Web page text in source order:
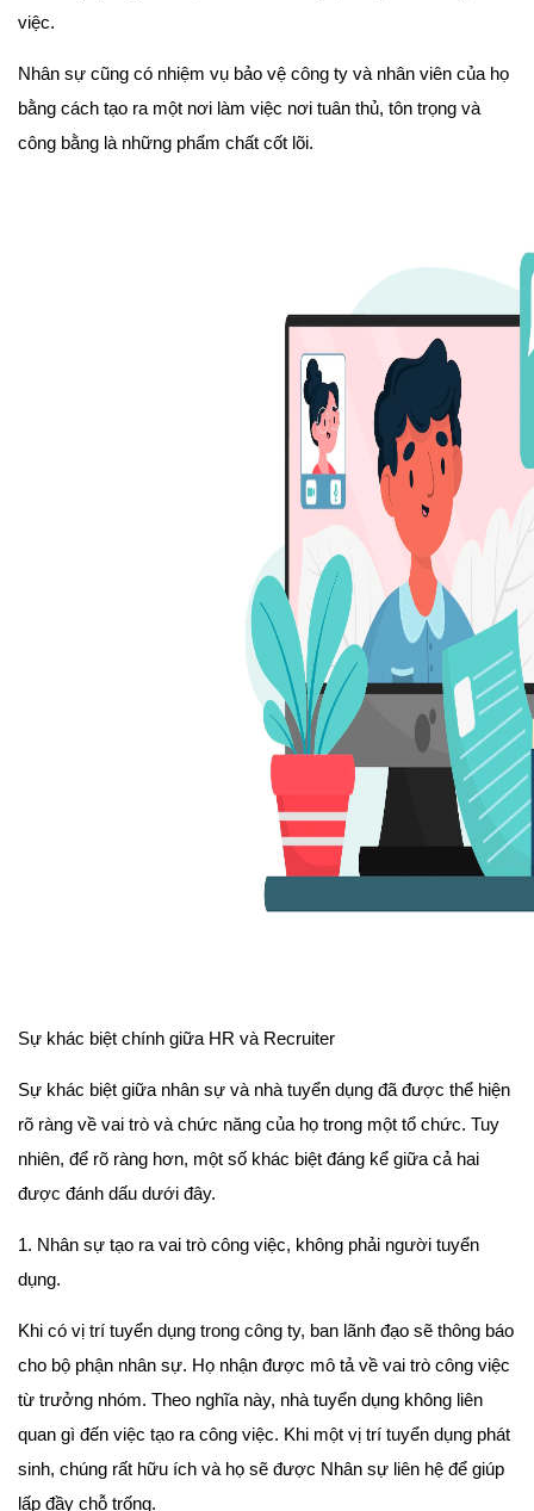
việc.
Nhân sự cũng có nhiệm vụ bảo vệ công ty và nhân viên của họ
bằng cách tạo ra một nơi làm việc nơi tuân thủ, tôn trọng và
công bằng là những phẩm chất cốt lõi.
Sự khác biệt chính giữa HR và Recruiter
Sự khác biệt giữa nhân sự và nhà tuyển dụng đã được thể hiện
rõ ràng về vai trò và chức năng của họ trong một tổ chức. Tuy
nhiên, để rõ ràng hơn, một số khác biệt đáng kể giữa cả hai
được đánh dấu dưới đây.
1. Nhân sự tạo ra vai trò công việc, không phải người tuyển
dụng.
Khi có vị trí tuyển dụng trong công ty, ban lãnh đạo sẽ thông báo
cho bộ phận nhân sự. Họ nhận được mô tả về vai trò công việc
từ trưởng nhóm. Theo nghĩa này, nhà tuyển dụng không liên
quan gì đến việc tạo ra công việc. Khi một vị trí tuyển dụng phát
sinh, chúng rất hữu ích và họ sẽ được Nhân sự liên hệ để giúp
lấp đầy chỗ trống.